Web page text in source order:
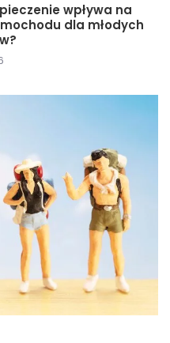
wpływa na
dla młodych